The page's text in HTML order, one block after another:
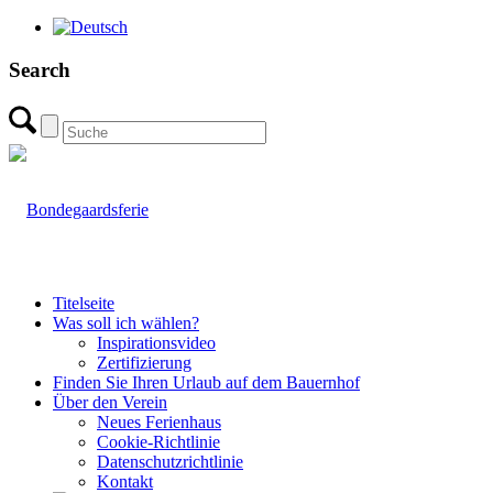
Search
Titelseite
Was soll ich wählen?
Inspirationsvideo
Zertifizierung
Finden Sie Ihren Urlaub auf dem Bauernhof
Über den Verein
Neues Ferienhaus
Cookie-Richtlinie
Datenschutzrichtlinie
Kontakt